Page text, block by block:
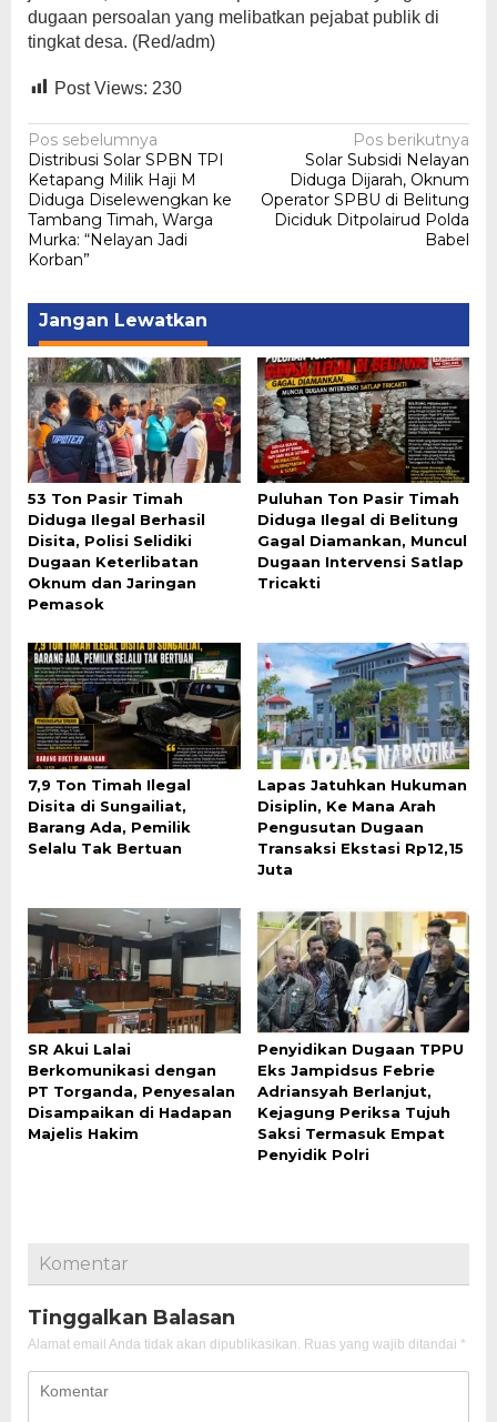
dugaan persoalan yang melibatkan pejabat publik di
tingkat desa. (Red/adm)
Post Views: 230
Navigasi
pos
Pos sebelumnya
Distribusi Solar SPBN TPI
Ketapang Milik Haji M
Diduga Diselewengkan ke
Tambang Timah, Warga
Murka: “Nelayan Jadi
Korban”
Pos berikutnya
Solar Subsidi Nelayan
Diduga Dijarah, Oknum
Operator SPBU di Belitung
Diciduk Ditpolairud Polda
Babel
Jangan Lewatkan
53 Ton Pasir Timah
Diduga Ilegal Berhasil
Disita, Polisi Selidiki
Dugaan Keterlibatan
Oknum dan Jaringan
Pemasok
Puluhan Ton Pasir Timah
Diduga Ilegal di Belitung
Gagal Diamankan, Muncul
Dugaan Intervensi Satlap
Tricakti
7,9 Ton Timah Ilegal
Disita di Sungailiat,
Barang Ada, Pemilik
Selalu Tak Bertuan
Lapas Jatuhkan Hukuman
Disiplin, Ke Mana Arah
Pengusutan Dugaan
Transaksi Ekstasi Rp12,15
Juta
SR Akui Lalai
Berkomunikasi dengan
PT Torganda, Penyesalan
Disampaikan di Hadapan
Majelis Hakim
Penyidikan Dugaan TPPU
Eks Jampidsus Febrie
Adriansyah Berlanjut,
Kejagung Periksa Tujuh
Saksi Termasuk Empat
Penyidik Polri
Komentar
Tinggalkan Balasan
Alamat email Anda tidak akan dipublikasikan. Ruas yang wajib ditandai *